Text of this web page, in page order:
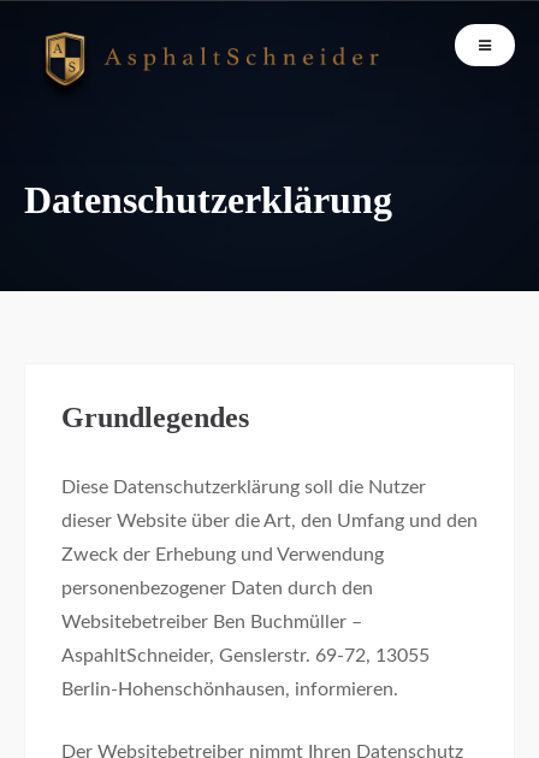
Datenschutzerklärung
Grundlegendes
Diese Datenschutzerklärung soll die Nutzer
dieser Website über die Art, den Umfang und den
Zweck der Erhebung und Verwendung
personenbezogener Daten durch den
Websitebetreiber Ben Buchmüller –
AspahltSchneider, Genslerstr. 69-72, 13055
Berlin-Hohenschönhausen, informieren.
Der Websitebetreiber nimmt Ihren Datenschutz